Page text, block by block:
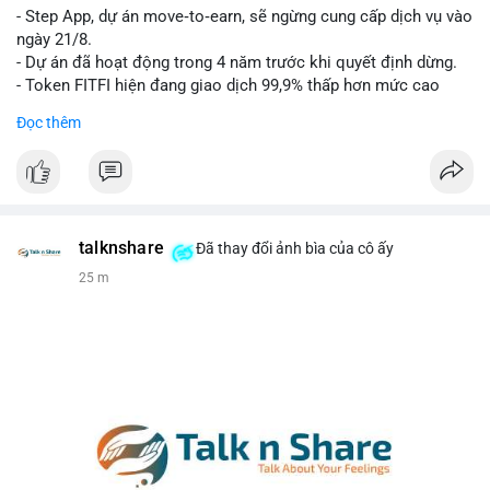
Lời khuyên cho nhà đầu tư nhỏ lẻ: Theo dõi xác nhận của giao
dịch này. Nếu BTC tiếp tục bị rút khỏi sàn với tần suất tăng, đó
là tín hiệu tích cực cho xu hướng tăng giá. Hạn chế hành động
- Step App, dự án move‑to‑earn, sẽ ngừng cung cấp dịch vụ vào
ngày 21/8.
- Dự án đã hoạt động trong 4 năm trước khi quyết định dừng.
- Token FITFI hiện đang giao dịch 99,9% thấp hơn mức cao
#vlikevn #titanbot
Đọc thêm
talknshare Đã thay đổi ảnh bìa của cô ấy
25 m